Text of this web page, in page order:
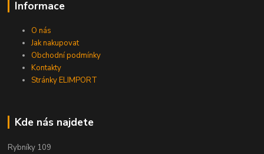
Informace
O nás
Jak nakupovat
Obchodní podmínky
Kontakty
Stránky ELIMPORT
Kde nás najdete
Rybníky 109